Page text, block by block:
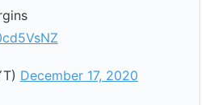
December 17, 2020